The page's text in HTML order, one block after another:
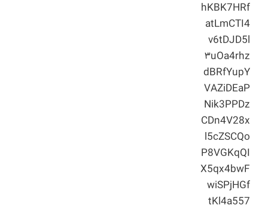
hKBK7HRf
atLmCTI4
v6tDJD5l
۳uOa4rhz
dBRfYupY
VAZiDEaP
Nik3PPDz
CDn4V28x
l5cZSCQo
P8VGKqQI
X5qx4bwF
wiSPjHGf
tKl4a557